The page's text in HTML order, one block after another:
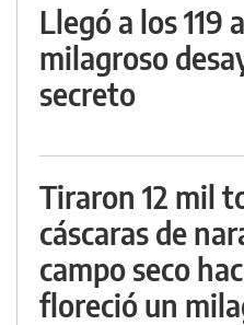
Llegó a los 119
milagroso
secreto
Tiraron 12 mil
cáscaras de
campo seco
floreció un